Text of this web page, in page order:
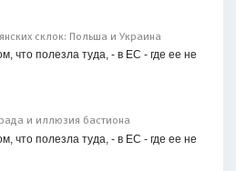
склок: Польша и Украина
полезла туда, - в ЕС - где ее не
и иллюзия бастиона
полезла туда, - в ЕС - где ее не